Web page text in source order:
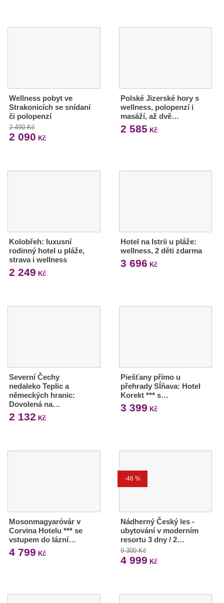
Wellness pobyt ve
Strakonicích se snídaní
či polopenzí
2 490 Kč
2 090 Kč
Polské Jizerské hory s
wellness, polopenzí i
masáží, až dvě…
2 585 Kč
Kolobřeh: luxusní
rodinný hotel u pláže,
strava i wellness
2 249 Kč
Hotel na Istrii u pláže:
wellness, 2 děti zdarma
3 696 Kč
Severní Čechy
nedaleko Teplic a
německých hranic:
Dovolená na…
2 132 Kč
Piešťany přímo u
přehrady Sĺňava: Hotel
Korekt *** s…
3 399 Kč
Mosonmagyaróvár v
Corvina Hotelu *** se
vstupem do lázní…
4 799 Kč
-46 %
Nádherný Český les -
ubytování v moderním
resortu 3 dny / 2…
9 300 Kč
4 999 Kč